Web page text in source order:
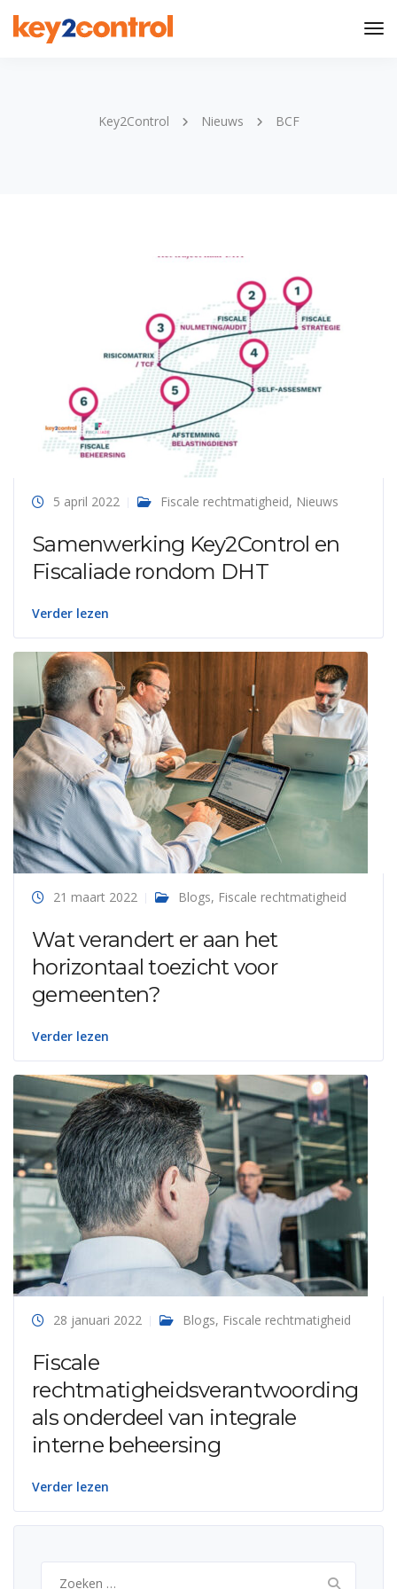
Key2Control Nieuws BCF
5 april 2022 Fiscale rechtmatigheid, Nieuws
Samenwerking Key2Control en
Fiscaliade rondom DHT
Verder lezen
21 maart 2022 Blogs, Fiscale rechtmatigheid
Wat verandert er aan het
horizontaal toezicht voor
gemeenten?
Verder lezen
28 januari 2022 Blogs, Fiscale rechtmatigheid
Fiscale
rechtmatigheidsverantwoording
als onderdeel van integrale
interne beheersing
Verder lezen